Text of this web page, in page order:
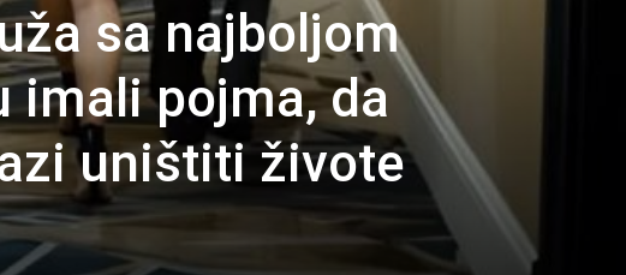
sa najboljom
pojma, da
uništiti živote